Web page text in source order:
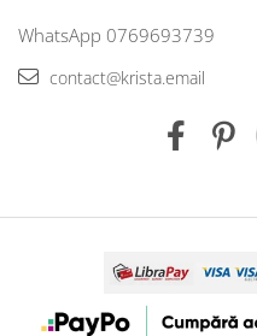
WhatsApp 0769693739
contact@krista.email